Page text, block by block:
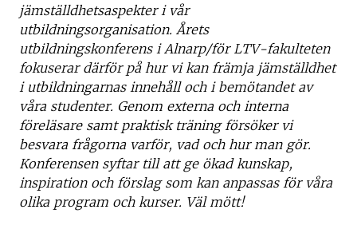
jämställdhetsaspekter i vår
utbildningsorganisation. Årets
utbildningskonferens i Alnarp/för LTV-fakulteten
fokuserar därför på hur vi kan främja jämställdhet
i utbildningarnas innehåll och i bemötandet av
våra studenter. Genom externa och interna
föreläsare samt praktisk träning försöker vi
besvara frågorna varför, vad och hur man gör.
Konferensen syftar till att ge ökad kunskap,
inspiration och förslag som kan anpassas för våra
olika program och kurser. Väl mött!